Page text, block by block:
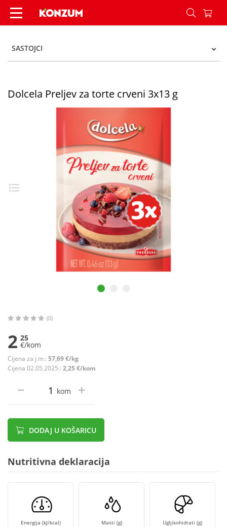
Dolcela Preljev za torte crveni 3x13 g - Konzum
SASTOJCI
Dolcela Preljev za torte crveni 3x13 g
(0)
2 25
€/kom
Cijena za j.m.: 57,69 €/kg
Cijena 02.05.2025.: 2,25 €/kom
kom
DODAJ U KOŠARICU
Nutritivna deklaracija
Energija (kJ/kcal) Masti (g) Ugljikohidrati (g)